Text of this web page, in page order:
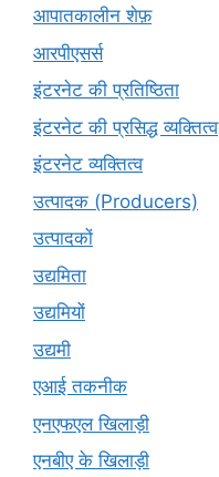
आपातकालीन शेफ़
आरपीएसर्स
इंटरनेट की प्रतिष्ठिता
इंटरनेट की प्रसिद्ध व्यक्तित्व
इंटरनेट व्यक्तित्व
उत्पादक (Producers)
उत्पादकों
उद्यमिता
उद्यमियों
उद्यमी
एआई तकनीक
एनएफएल खिलाड़ी
एनबीए के खिलाड़ी